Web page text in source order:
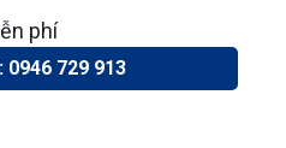
phí
0946 729 913